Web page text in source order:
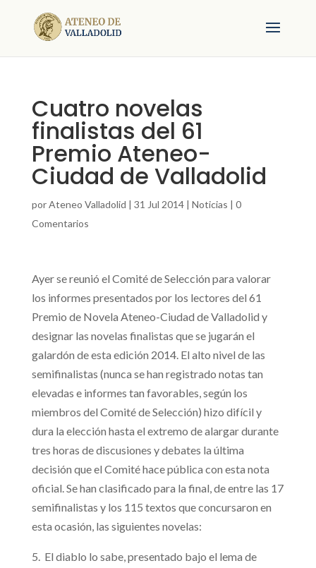
Cuatro novelas
finalistas del 61
Premio Ateneo-
Ciudad de Valladolid
porAteneo Valladolid | 31 Jul 2014| Noticias | 0
Comentarios
Ayer se reunió el Comité de Selección para valorar
los informes presentados por los lectores del 61
Premio de Novela Ateneo-Ciudad de Valladolid y
designar las novelas finalistas que se jugarán el
galardón de esta edición 2014. El alto nivel de las
semifinalistas (nunca se han registrado notas tan
elevadas e informes tan favorables, según los
miembros del Comité de Selección) hizo difícil y
dura la elección hasta el extremo de alargar durante
tres horas de discusiones y debates la última
decisión que el Comité hace pública con esta nota
oficial. Se han clasificado para la final, de entre las 17
semifinalistas y los 115 textos que concursaron en
esta ocasión, las siguientes novelas:
5. El diablo lo sabe, presentado bajo el lema de